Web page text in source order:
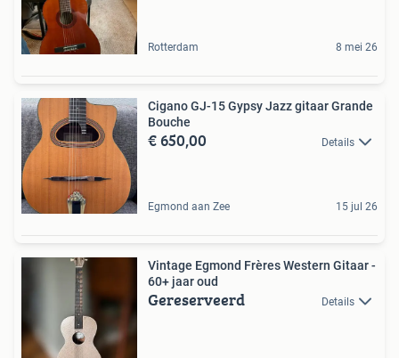
Rotterdam 8 mei 26
Cigano GJ-15 Gypsy Jazz gitaar Grande
Bouche
€ 650,00 Details
Egmond aan Zee 15 jul 26
Vintage Egmond Frères Western Gitaar -
60+ jaar oud
Gereserveerd Details